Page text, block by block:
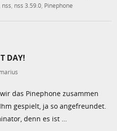
nss, nss 3.59.0, Pinephone
DAY!
marius
das Pinephone zusammen
gespielt, ja so angefreundet.
denn es ist …